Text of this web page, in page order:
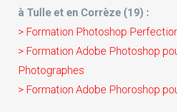
à Tulle et en Corrèze (19) :
> Formation Photoshop
> Formation Adobe Photoshop
Photographes
> Formation Adobe Phoroshop